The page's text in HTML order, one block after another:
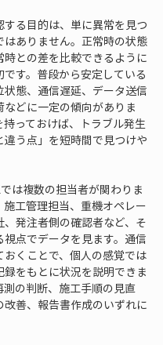
する目的は、単に異常を見つ
はありません。正常時の状態
時との差を比較できるように
す。普段から安定している
状態、通信遅延、データ送信
などに一定の傾向がありま
っておけば、トラブル発生
違う点」を短時間で見つけや
は複数の担当者が関わりま
工管理担当、重機オペレー
、発注者側の確認者など、そ
視点でデータを見ます。通信
おくことで、個人の感覚では
録をもとに状況を説明できま
測の判断、施工手順の見直
改善、報告書作成のいずれに